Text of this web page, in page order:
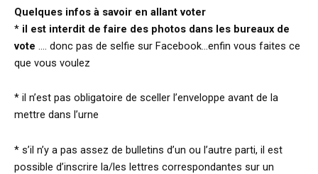
Quelques infos à savoir en allant voter
* il est interdit de faire des photos dans les bureaux de
vote …. donc pas de selfie sur Facebook…enfin vous faites ce
que vous voulez
* il n’est pas obligatoire de sceller l’enveloppe avant de la
mettre dans l’urne
* s’il n’y a pas assez de bulletins d’un ou l’autre parti, il est
possible d’inscrire la/les lettres correspondantes sur un